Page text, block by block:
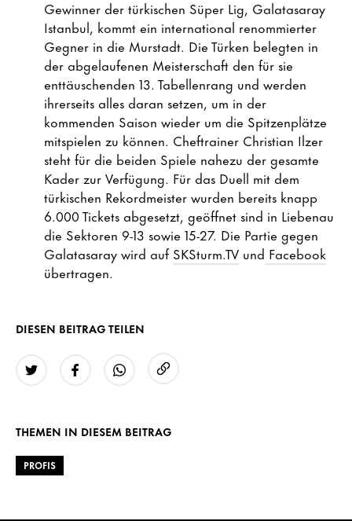
Gewinner der türkischen Süper Lig, Galatasaray
Istanbul, kommt ein international renommierter
Gegner in die Murstadt. Die Türken belegten in
der abgelaufenen Meisterschaft den für sie
enttäuschenden 13. Tabellenrang und werden
ihrerseits alles daran setzen, um in der
kommenden Saison wieder um die Spitzenplätze
mitspielen zu können. Cheftrainer Christian Ilzer
steht für die beiden Spiele nahezu der gesamte
Kader zur Verfügung. Für das Duell mit dem
türkischen Rekordmeister wurden bereits knapp
6.000 Tickets abgesetzt, geöffnet sind in Liebenau
die Sektoren 9-13 sowie 15-27. Die Partie gegen
Galatasaray wird aufSKSturm.TV und Facebook
übertragen.
DIESEN BEITRAG TEILEN
THEMEN IN DIESEM BEITRAG
PROFIS